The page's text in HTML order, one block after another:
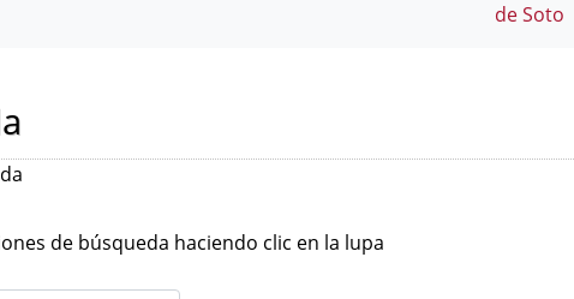
de Soto
de búsqueda haciendo clic en la lupa